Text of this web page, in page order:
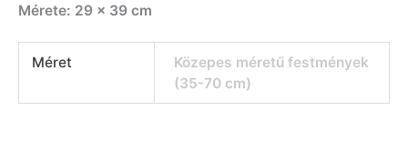
Mérete: 29 x 39 cm
Méret
Közepes méretű festmények
(35-70 cm)